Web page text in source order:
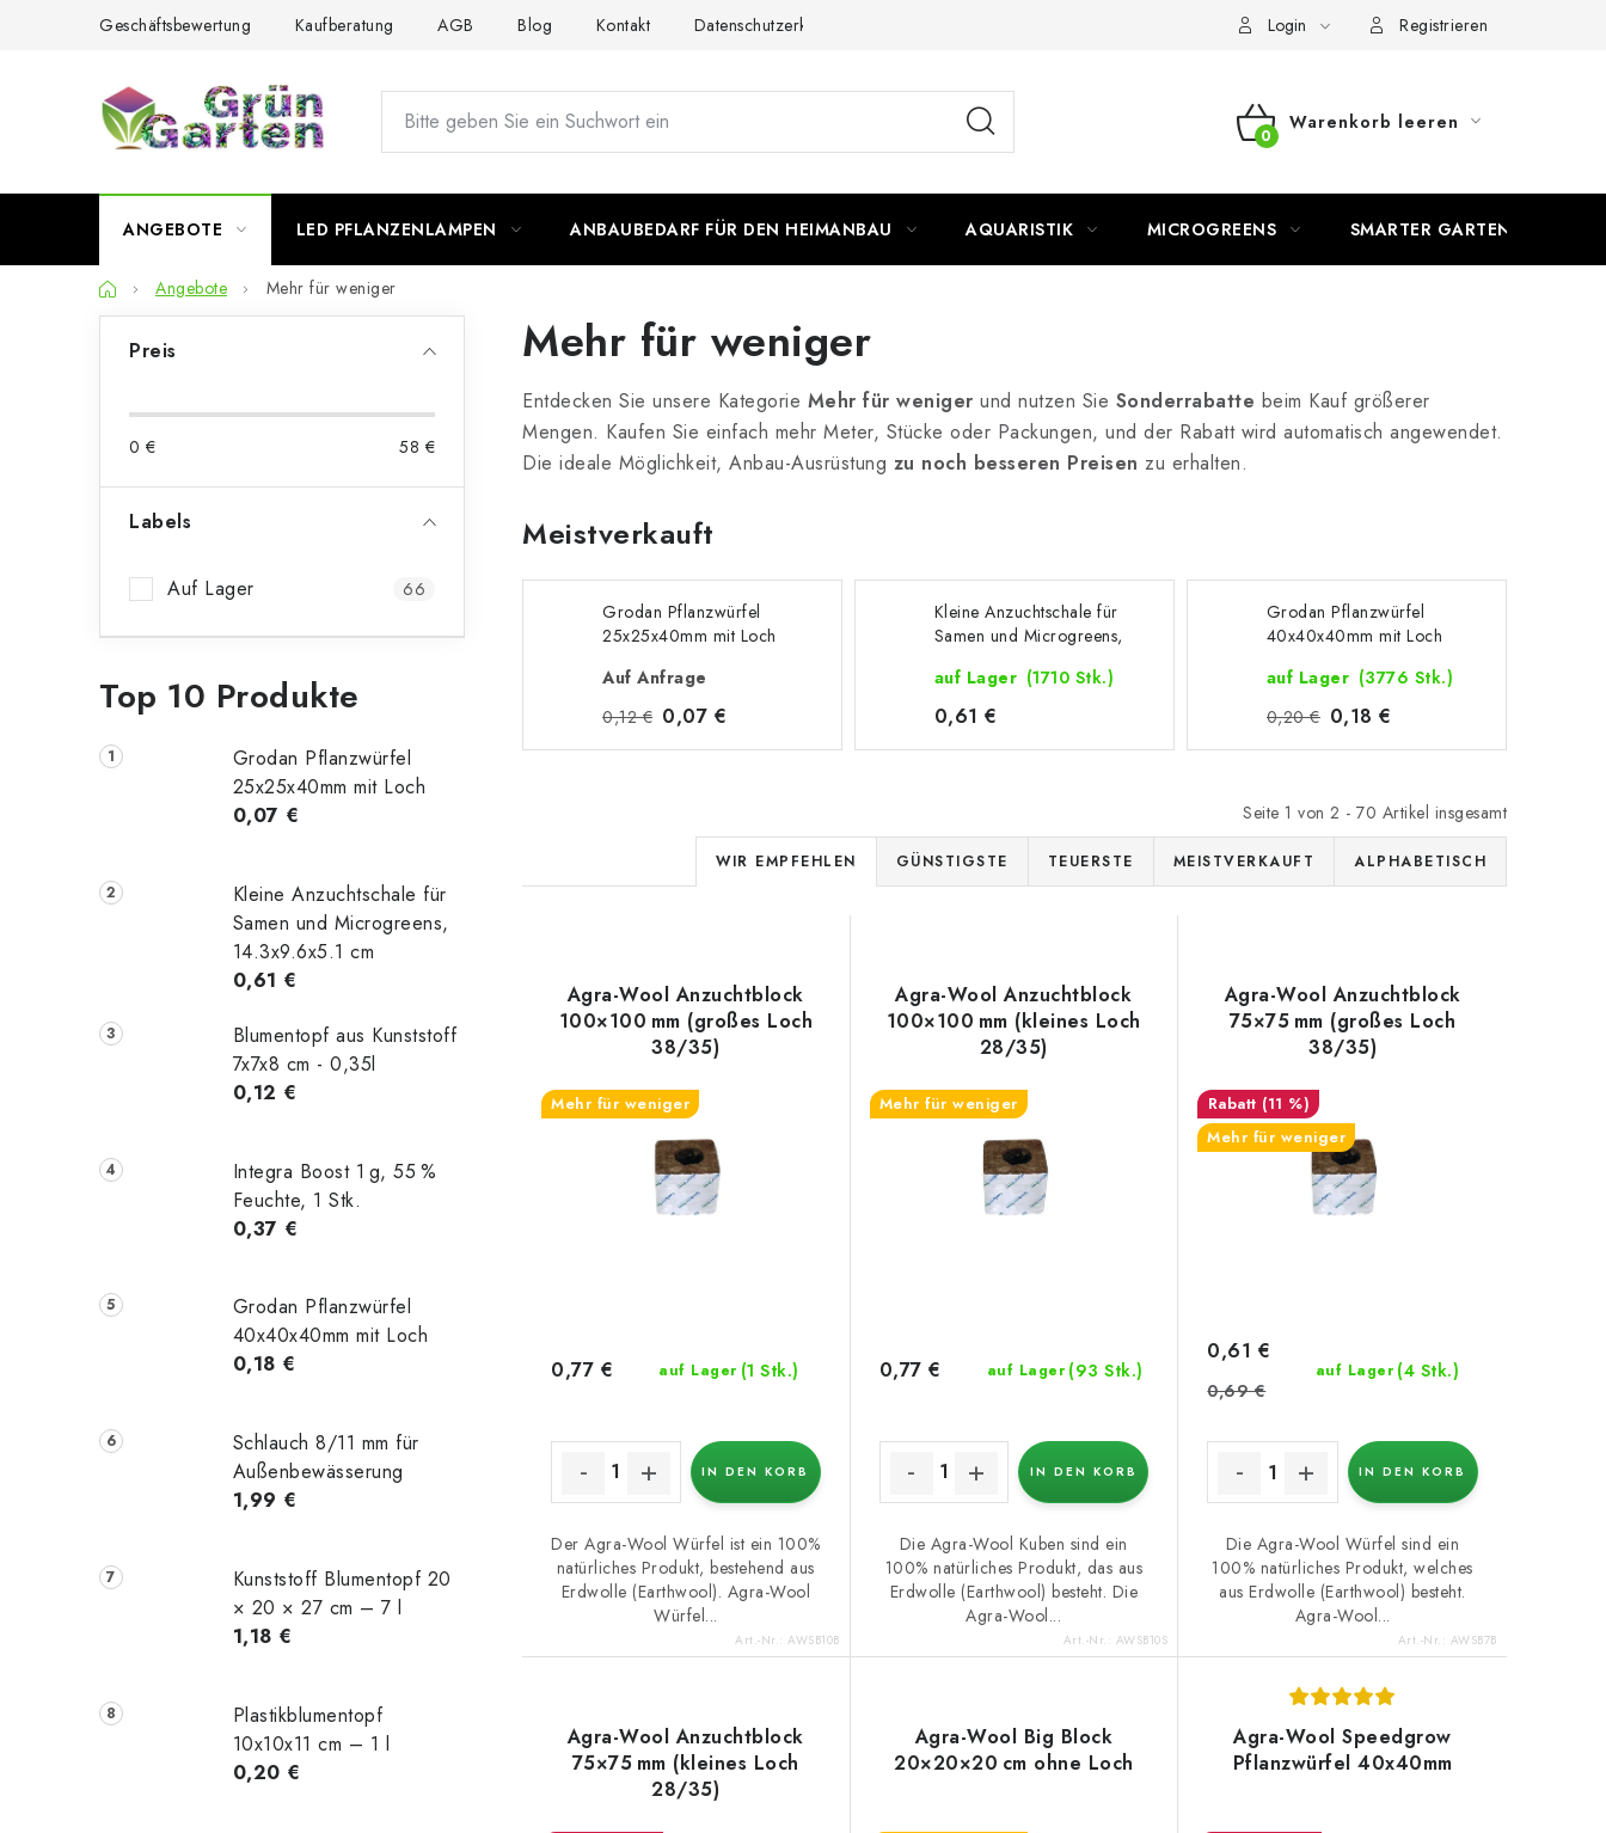
Geschäftsbewertung Kaufberatung AGB Blog Kontakt Datenschutzerklärung Login Registrieren
WARENKORB
Warenkorb leeren
ANGEBOTE LED PFLANZENLAMPEN ANBAUBEDARF FÜR DEN HEIMANBAU AQUARISTIK MICROGREENS SMARTER GARTEN
StartseiteAngebote Mehr für weniger
t
e
i
s
Preis
0 € 58 €
Labels
Auf Lager 66
Top 10 Produkte
Grodan Pflanzwürfel
25x25x40mm mit Loch
0,07 €
Kleine Anzuchtschale für
Samen und Microgreens,
14.3x9.6x5.1 cm
0,61 €
Blumentopf aus Kunststoff
7x7x8 cm - 0,35l
0,12 €
Integra Boost 1 g, 55 %
Feuchte, 1 Stk.
0,37 €
Grodan Pflanzwürfel
40x40x40mm mit Loch
0,18 €
Schlauch 8/11 mm für
Außenbewässerung
1,99 €
Kunststoff Blumentopf 20
× 20 × 27 cm – 7 l
1,18 €
Plastikblumentopf
10x10x11 cm – 1 l
0,20 €
Mehr für weniger
Entdecken Sie unsere Kategorie Mehr für weniger und nutzen Sie Sonderrabatte beim Kauf größerer
Mengen. Kaufen Sie einfach mehr Meter, Stücke oder Packungen, und der Rabatt wird automatisch angewendet.
Die ideale Möglichkeit, Anbau-Ausrüstung zu noch besseren Preisen zu erhalten.
Meistverkauft
Grodan Pflanzwürfel
25x25x40mm mit Loch
Auf Anfrage
0,12 € 0,07 €
Kleine Anzuchtschale für
Samen und Microgreens,
auf Lager (1710 Stk.)
0,61 €
Grodan Pflanzwürfel
40x40x40mm mit Loch
auf Lager (3776 Stk.)
0,20 € 0,18 €
Seite 1 von 2 - 70 Artikel insgesamt
P
r
d
u
k
t
s
o
i
r
u
n
g
WIR EMPFEHLEN GÜNSTIGSTE TEUERSTE MEISTVERKAUFT ALPHABETISCH
e
Agra-Wool Anzuchtblock
100×100 mm (großes Loch
38/35)
Mehr für weniger
auf Lager (1 Stk.)
0,77 €
IN DEN KORB
Der Agra-Wool Würfel ist ein 100%
natürliches Produkt, bestehend aus
Erdwolle (Earthwool). Agra-Wool
Würfel...
Art.-Nr.:AWSB10B
Agra-Wool Anzuchtblock
100×100 mm (kleines Loch
28/35)
Mehr für weniger
auf Lager (93 Stk.)
0,77 €
IN DEN KORB
Die Agra-Wool Kuben sind ein
100% natürliches Produkt, das aus
Erdwolle (Earthwool) besteht. Die
Agra-Wool...
Art.-Nr.: AWSB10S
Agra-Wool Anzuchtblock
75×75 mm (großes Loch
38/35)
(11 %)
Mehr für weniger
auf Lager (4 Stk.)
0,61 €
0,69 €
IN DEN KORB
Die Agra-Wool Würfel sind ein
100% natürliches Produkt, welches
aus Erdwolle (Earthwool) besteht.
Agra-Wool...
Art.-Nr.: AWSB7B
Agra-Wool Anzuchtblock
75×75 mm (kleines Loch
28/35)
Agra-Wool Big Block
20×20×20 cm ohne Loch
Agra-Wool Speedgrow
Pflanzwürfel 40x40mm